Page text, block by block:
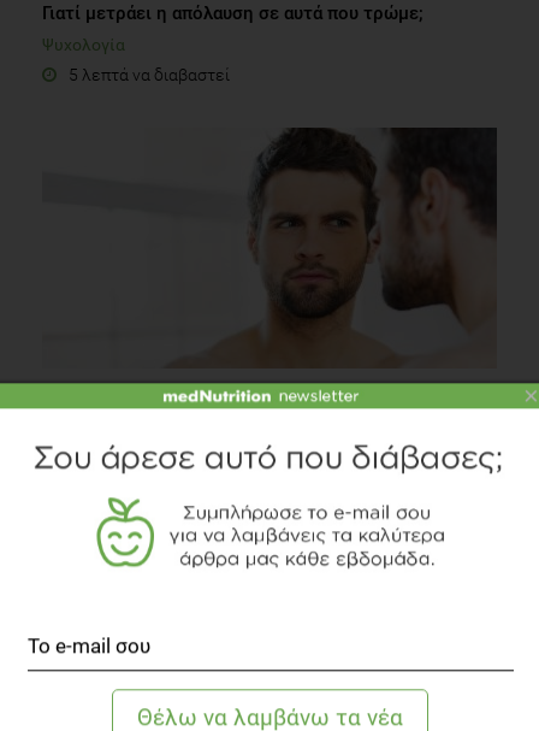
Γιατί μετράει η απόλαυση σε αυτά που τρώμε;
Ψυχολογία
5 λεπτά να διαβαστεί
Πώς είναι το ιδανικό σώμα για τους άνδρες;
3 λεπτά να διαβαστεί
×